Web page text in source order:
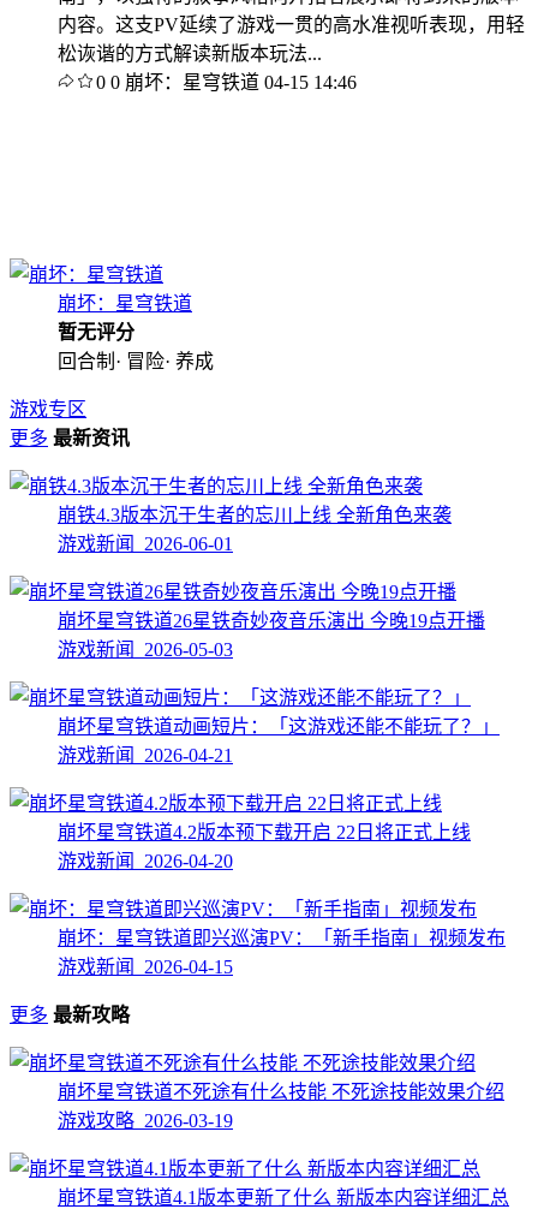
内容。这支PV延续了游戏一贯的高水准视听表现，用轻
松诙谐的方式解读新版本玩法...
0 0 崩坏：星穹铁道 04-15 14:46
崩坏：星穹铁道
暂无评分
回合制· 冒险· 养成
游戏专区
更多 最新资讯
崩铁4.3版本沉于生者的忘川上线 全新角色来袭
游戏新闻 2026-06-01
崩坏星穹铁道26星铁奇妙夜音乐演出 今晚19点开播
游戏新闻 2026-05-03
崩坏星穹铁道动画短片：「这游戏还能不能玩了？」
游戏新闻 2026-04-21
崩坏星穹铁道4.2版本预下载开启 22日将正式上线
游戏新闻 2026-04-20
崩坏：星穹铁道即兴巡演PV：「新手指南」视频发布
游戏新闻 2026-04-15
更多 最新攻略
崩坏星穹铁道不死途有什么技能 不死途技能效果介绍
游戏攻略 2026-03-19
崩坏星穹铁道4.1版本更新了什么 新版本内容详细汇总